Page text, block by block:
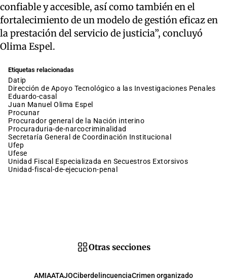
confiable y accesible, así como también en el
fortalecimiento de un modelo de gestión eficaz en
la prestación del servicio de justicia”, concluyó
Olima Espel.
Etiquetas relacionadas
datip
Dirección de Apoyo Tecnológico a las Investigaciones Penales
eduardo-casal
Juan Manuel Olima Espel
procunar
procurador general de la Nación interino
procuraduria-de-narcocriminalidad
Secretaría General de Coordinación Institucional
ufep
Ufese
Unidad Fiscal Especializada en Secuestros Extorsivos
unidad-fiscal-de-ejecucion-penal
Otras secciones
AMIAATAJOCiberdelincuenciaCrimen organizado